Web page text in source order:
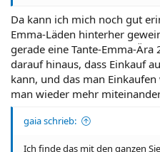
Da kann ich mich noch gut
Emma-Läden hinterher
gerade eine Tante-Emma-Ära
darauf hinaus, dass Einkauf
kann, und das man
man wieder mehr
gaia schrieb:
Ich finde das mit den ganzen